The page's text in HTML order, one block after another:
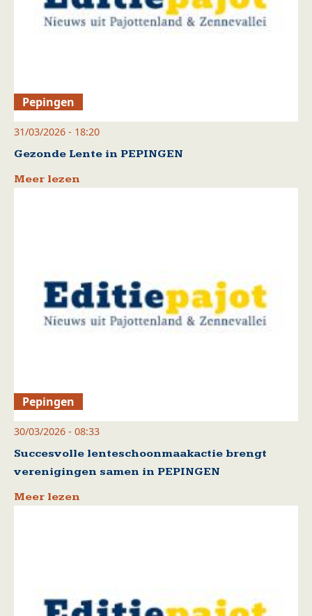
Pepingen
31/03/2026 - 18:20
Gezonde Lente in PEPINGEN
Meer lezen
Pepingen
30/03/2026 - 08:33
Succesvolle lenteschoonmaakactie brengt
verenigingen samen in PEPINGEN
Meer lezen